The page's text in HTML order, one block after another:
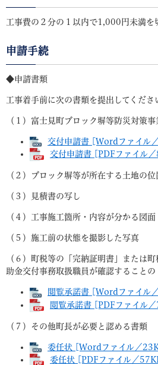
工事費の２分の１以内で1,000円未満を
申請手続
◆申請書類
工事着手前に次の書類を提出してくださ
（１）富士見町ブロック塀等防災対策
交付申請書 [Wordファイル
交付申請書 [PDFファイル／
（２）ブロック塀等が所在する土地の位
（３）見積書の写し
（４）工事施工箇所・内容が分かる図面
（５）施工前の状態を撮影した写真
（６）町税等の「完納証明書」または
助金交付事務取扱職員が確認することの
閲覧承諾書 [Wordファイル
閲覧承諾書 [PDFファイル／
（７）その他町長が必要と認める書類
委任状 [Wordファイル／
委任状 [PDFファイル／